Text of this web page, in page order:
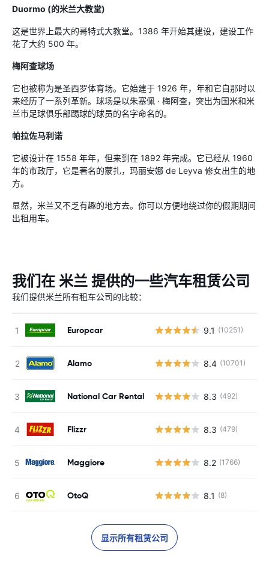
Duormo (的米兰大教堂)
这是世界上最大的哥特式大教堂。1386 年开始其建设，建设工作
花了大约 500 年。
梅阿查球场
它也被称为是圣西罗体育场。它始建于 1926 年，年和它自那时以
来经历了一系列革新。球场是以朱塞佩 · 梅阿查，突出为国米和米
兰市足球俱乐部踢球的球员的名字命名的。
帕拉佐马利诺
它被设计在 1558 年年，但来到在 1892 年完成。它已经从 1960
年的市政厅，它是著名的蒙扎，玛丽安娜 de Leyva 修女出生的地
方。
显然，米兰又不乏有趣的地方去。你可以方便地绕过你的假期期间
出租用车。
我们在 米兰 提供的一些汽车租赁公司
我们提供米兰所有租车公司的比较：
Europcar 9.1 (10251)
Alamo 8.4 (10701)
National Car Rental 8.3 (492)
Flizzr 8.3 (479)
Maggiore 8.2 (1766)
OtoQ 8.1 (8)
显示所有租赁公司